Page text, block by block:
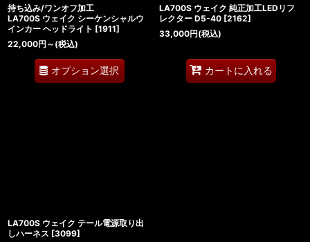
持ち込み/ワンオフ加工
LA700S ウェイク シーケンシャルウ
インカー ヘッドライト [1911]
22,000円 ～ (税込)
オプション選択
LA700S ウェイク 純正加工LEDリフ
レクター D5-40 [2162]
33,000円(税込)
カートに入れる
LA700S ウェイク テール電源取り出
しハーネス [3099]